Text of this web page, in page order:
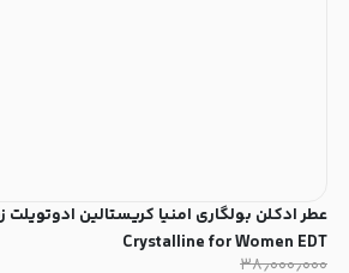
Crystalline for Women EDT
۳۸٫۰۰۰٫۰۰۰